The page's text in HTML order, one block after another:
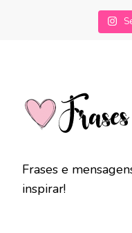
Frases e
inspirar!